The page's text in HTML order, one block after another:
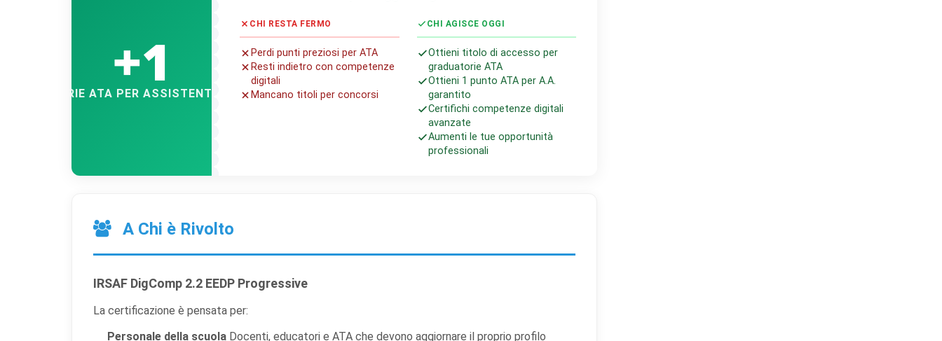
+1
ATA PER ASSISTENTE AMMINISTRATIVO
CHI RESTA FERMO
Perdi punti preziosi per ATA
Resti indietro con competenze
digitali
Mancano titoli per concorsi
CHI AGISCE OGGI
Ottieni titolo di accesso per
graduatorie ATA
Ottieni 1 punto ATA per A.A.
garantito
Certifichi competenze digitali
avanzate
Aumenti le tue opportunità
professionali
A Chi è Rivolto
IRSAF DigComp 2.2 EEDP Progressive
La certificazione è pensata per:
Personale della scuola Docenti, educatori e ATA che devono aggiornare il proprio profilo